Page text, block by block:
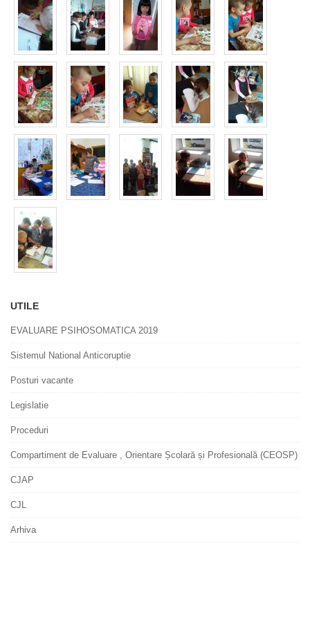
UTILE
EVALUARE PSIHOSOMATICA 2019
Sistemul National Anticoruptie
Posturi vacante
Legislatie
Proceduri
Compartiment de Evaluare , Orientare Școlară și Profesională (CEOSP)
CJAP
CJL
Arhiva